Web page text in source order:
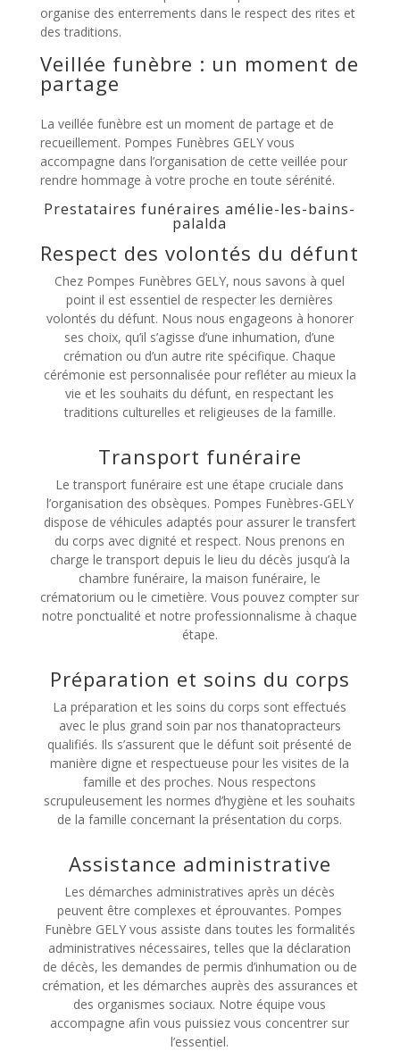
organise des enterrements dans le respect des rites et
des traditions.
Veillée funèbre : un moment de
partage
La veillée funèbre est un moment de partage et de
recueillement. Pompes Funèbres GELY vous
accompagne dans l’organisation de cette veillée pour
rendre hommage à votre proche en toute sérénité.
Prestataires funéraires amélie-les-bains-
palalda
Respect des volontés du défunt
Chez Pompes Funèbres GELY, nous savons à quel
point il est essentiel de respecter les dernières
volontés du défunt. Nous nous engageons à honorer
ses choix, qu’il s’agisse d’une inhumation, d’une
crémation ou d’un autre rite spécifique. Chaque
cérémonie est personnalisée pour refléter au mieux la
vie et les souhaits du défunt, en respectant les
traditions culturelles et religieuses de la famille.
Transport funéraire
Le transport funéraire est une étape cruciale dans
l’organisation des obsèques. Pompes Funèbres-GELY
dispose de véhicules adaptés pour assurer le transfert
du corps avec dignité et respect. Nous prenons en
charge le transport depuis le lieu du décès jusqu’à la
chambre funéraire, la maison funéraire, le
crématorium ou le cimetière. Vous pouvez compter sur
notre ponctualité et notre professionnalisme à chaque
étape.
Préparation et soins du corps
La préparation et les soins du corps sont effectués
avec le plus grand soin par nos thanatopracteurs
qualifiés. Ils s’assurent que le défunt soit présenté de
manière digne et respectueuse pour les visites de la
famille et des proches. Nous respectons
scrupuleusement les normes d’hygiène et les souhaits
de la famille concernant la présentation du corps.
Assistance administrative
Les démarches administratives après un décès
peuvent être complexes et éprouvantes. Pompes
Funèbre GELY vous assiste dans toutes les formalités
administratives nécessaires, telles que la déclaration
de décès, les demandes de permis d’inhumation ou de
crémation, et les démarches auprès des assurances et
des organismes sociaux. Notre équipe vous
accompagne afin vous puissiez vous concentrer sur
l’essentiel.